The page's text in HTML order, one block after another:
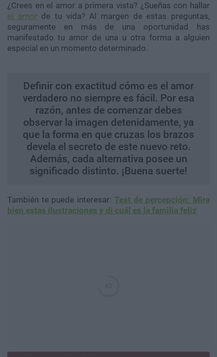
¿Crees en el amor a primera vista? ¿Sueñas con hallar
el amor de tu vida? Al margen de estas preguntas,
seguramente en más de una oportunidad has
manifestado tu amor de una u otra forma a alguien
especial en un momento determinado.
Definir con exactitud cómo es el amor
verdadero no siempre es fácil. Por esa
razón, antes de comenzar debes
observar la imagen detenidamente, ya
que la forma en que cruzas los brazos
devela el secreto de este nuevo reto.
Además, cada alternativa posee un
significado distinto. ¡Buena suerte!
También te puede interesar: Test de percepción: Mira
bien estas ilustraciones y di cuál es la familia feliz